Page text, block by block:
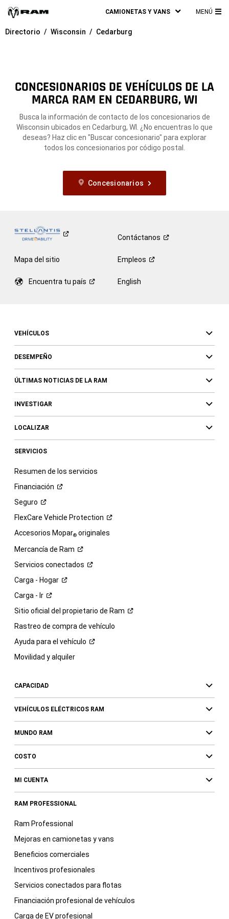
CAMIONETAS Y VANS MENÚ
Directorio Wisconsin Cedarburg
CONCESIONARIOS DE VEHÍCULOS DE LA
MARCA RAM EN CEDARBURG, WI
Busca la información de contacto de los concesionarios de
Wisconsin ubicados en Cedarburg, WI. ¿No encuentras lo que
deseas? Haz clic en "Buscar concesionario" para explorar
todos los concesionarios por código postal.
Concesionarios
Contáctanos
Mapa del sitio Empleos
Encuentra tu país English
VEHÍCULOS
DESEMPEÑO
ÚLTIMAS NOTICIAS DE LA RAM
INVESTIGAR
LOCALIZAR
SERVICIOS
Resumen de los servicios
Financiación
Seguro
FlexCare Vehicle Protection
Accesorios Mopar®originales
Mercancía de Ram
Servicios conectados
Carga - Hogar
Carga - Ir
Sitio oficial del propietario de Ram
Rastreo de compra de vehículo
Ayuda para el vehículo
Movilidad y alquiler
CAPACIDAD
VEHÍCULOS ELÉCTRICOS RAM
MUNDO RAM
COSTO
MI CUENTA
RAM PROFESSIONAL
Ram Professional
Mejoras en camionetas y vans
Beneficios comerciales
Incentivos profesionales
Servicios conectados para flotas
Financiación profesional de vehículos
Carga de EV profesional